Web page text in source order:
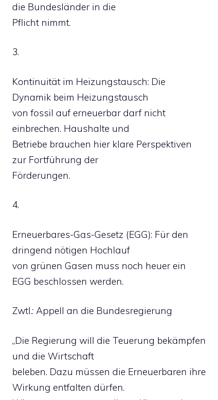
die Bundesländer in die
Pflicht nimmt.
3.
Kontinuität im Heizungstausch: Die
Dynamik beim Heizungstausch
von fossil auf erneuerbar darf nicht
einbrechen. Haushalte und
Betriebe brauchen hier klare Perspektiven
zur Fortführung der
Förderungen.
4.
Erneuerbares-Gas-Gesetz (EGG): Für den
dringend nötigen Hochlauf
von grünen Gasen muss noch heuer ein
EGG beschlossen werden.
Zwtl.: Appell an die Bundesregierung
„Die Regierung will die Teuerung bekämpfen
und die Wirtschaft
beleben. Dazu müssen die Erneuerbaren ihre
Wirkung entfalten dürfen.